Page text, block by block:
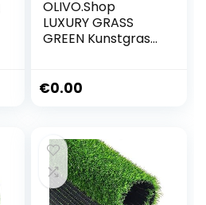
OLIVO.Shop
LUXURY GRASS
GREEN Kunstgras
drainage,
meter)
€0.00